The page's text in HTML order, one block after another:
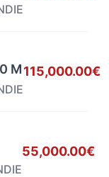
M115,000.00€
55,000.00€